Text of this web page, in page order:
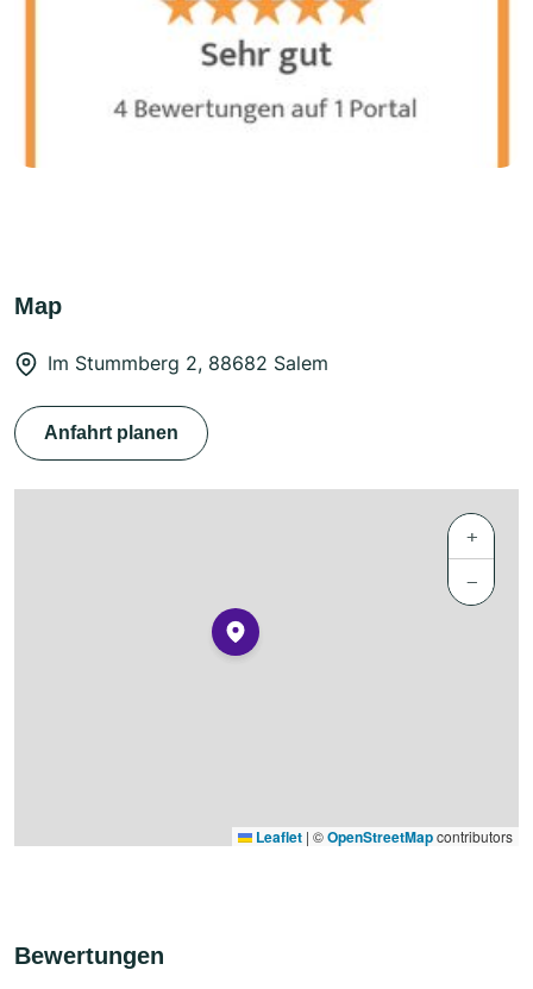
Map
Im Stummberg 2, 88682 Salem
Anfahrt planen
+
−
Leaflet | ©OpenStreetMapcontributors
Bewertungen